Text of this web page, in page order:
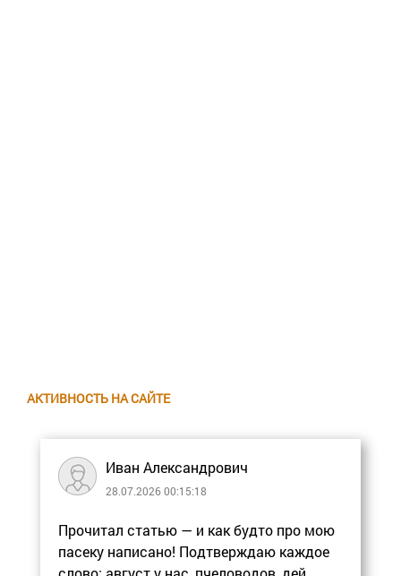
АКТИВНОСТЬ НА САЙТЕ
Иван Александрович
28.07.2026 00:15:18
Прочитал статью — и как будто про мою
пасеку написано! Подтверждаю каждое